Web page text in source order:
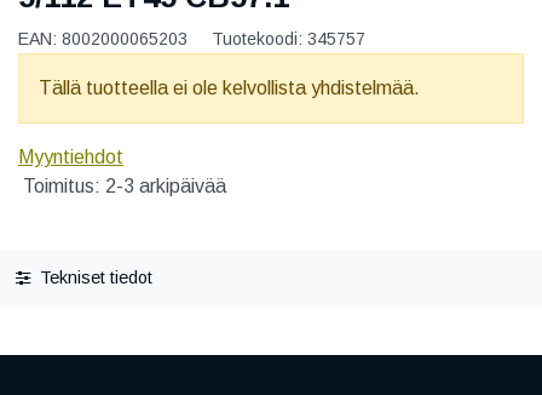
EAN: 8002000065203 Tuotekoodi: 345757
Tällä tuotteella ei ole kelvollista yhdistelmää.
Myyntiehdot
Toimitus: 2-3 arkipäivää
Tekniset tiedot